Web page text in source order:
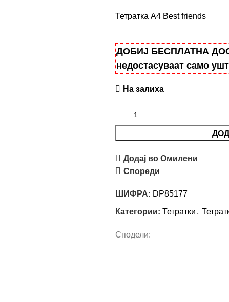
Тетратка А4 Best friends
ДОБИЈ БЕСПЛАТНА
недостасуваат само
На залиха
Додај во Омилени
Спореди
ШИФРА: DP85177
Категории: Тетратки ,
Сподели: